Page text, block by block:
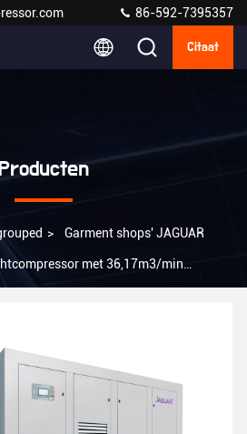
86-592-7395357
Citaat
Producten
> Garment shops' JAGUAR
met 36,17m3/min